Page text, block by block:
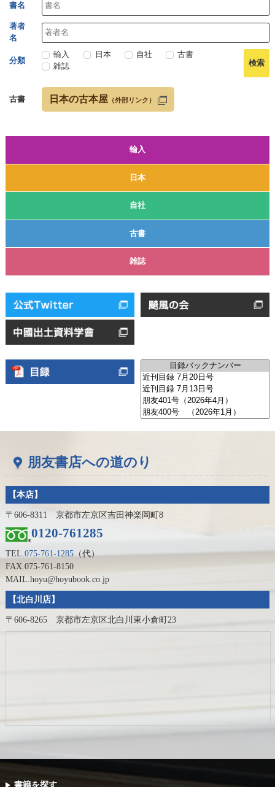
輸入
日本
自社
古書
雑誌
書名
著者
名
分類
輸入 日本 自社
古書
雑誌
古書 日本の古本屋 （外部リンク）
朋友書店への道のり
【本店】
〒606-8311 京都市左京区吉田神楽岡町8
0120-761285
TEL.075-761-1285（代）
FAX.075-761-8150
MAIL.hoyu@hoyubook.co.jp
【北白川店】
〒606-8265 京都市左京区北白川東小倉町23
書籍を探す